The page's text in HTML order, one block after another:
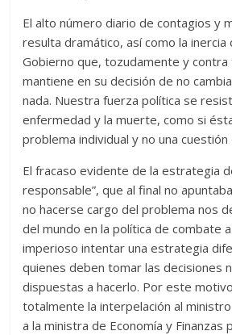
El alto número diario de contagios y
resulta dramático, así como la inercia
Gobierno que, tozudamente y contra
mantiene en su decisión de no
nada. Nuestra fuerza política se
enfermedad y la muerte, como si
problema individual y no una cuestión
El fracaso evidente de la estrategia
responsable”, que al final no
no hacerse cargo del problema nos
del mundo en la política de combate
imperioso intentar una estrategia
quienes deben tomar las decisiones
dispuestas a hacerlo. Por este
totalmente la interpelación al ministro
a la ministra de Economía y Finanzas